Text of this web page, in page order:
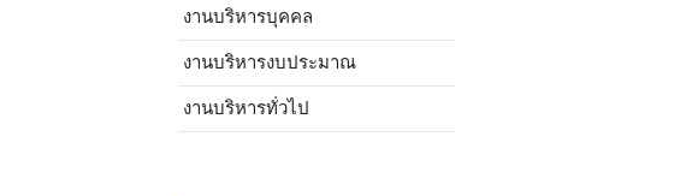
งานบริหารบุคคล
งานบริหารงบประมาณ
งานบริหารทั่วไป